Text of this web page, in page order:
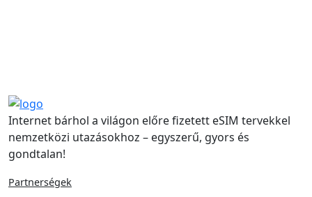
Internet bárhol a világon előre fizetett eSIM tervekkel
nemzetközi utazásokhoz – egyszerű, gyors és
gondtalan!
Partnerségek